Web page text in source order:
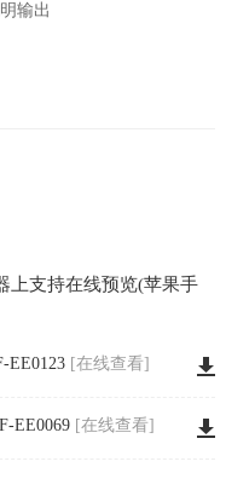
输出
上支持在线预览(苹果手
EE0123 [在线查看]
EE0069 [在线查看]